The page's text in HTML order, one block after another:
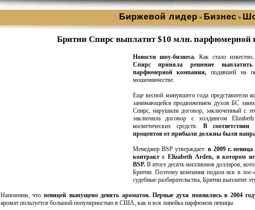
Биржевой лидер » Бизнес »
Бритни Спирс выплатит $10 млн. парфюмерной
Новости шоу-бизнеса. Как стало
Спирс приняла решение выплатить
парфюмерной компании, подавшей на
мошенничестве.
Еще весной минувшего года представители
занимающейся продвижением духов БС
Спирс, нарушили договор, заключенный с
заключила договор с холдингом
косметических средств.В
процентов от прибыли должны были
Менеджер BSP утверждает:в 2009 г.
контракт с Elizabeth Arden, в котором
BSP.В итоге десять миллионов долларов,
Бритни. Поэтому компания подала иск в лос-
судебные разбирательства, Бритни выплатит
Напомним, чтопевицей выпущено девять ароматов. Первые духи появились в 2004
аромат пользуется большой популярностью в США, как и вся линейка парфюмов певицы.